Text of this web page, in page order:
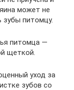
может не
зубы питомцу.
питомца —
щеткой.
уход за
зубов со